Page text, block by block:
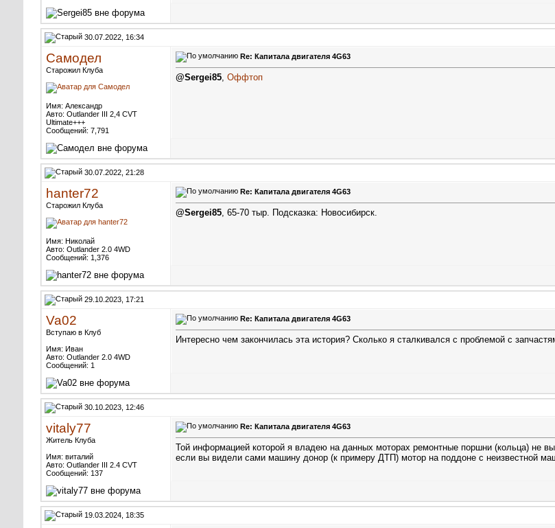
30.07.2022, 16:34
Самодел
Старожил Клуба
Имя: Александр
Авто: Outlander III 2,4 CVT
Ultimate+++
Сообщений: 7,791
Re: Капитала двигателя 4G63
@Sergei85, Оффтоп
30.07.2022, 21:28
hanter72
Старожил Клуба
Имя: Николай
Авто: Outlander 2.0 4WD
Сообщений: 1,376
Re: Капитала двигателя 4G63
@Sergei85, 65-70 тыр. Подсказка: Новосибирск.
29.10.2023, 17:21
Va02
Вступаю в Клуб
Имя: Иван
Авто: Outlander 2.0 4WD
Сообщений: 1
Re: Капитала двигателя 4G63
Интересно чем закончилась эта история? Сколько я сталкивался с проблемой с
30.10.2023, 12:46
vitaly77
Житель Клуба
Имя: виталий
Авто: Outlander III 2.4 CVT
Сообщений: 137
Re: Капитала двигателя 4G63
Той информацией которой я владею на данных моторах ремонтные поршни (кольца) не
если вы видели сами машину донор (к примеру ДТП) мотор на поддоне с неизвестной
19.03.2024, 18:35